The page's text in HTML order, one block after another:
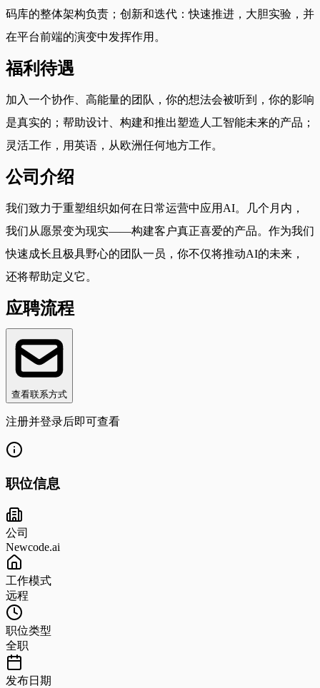
码库的整体架构负责；创新和迭代：快速推进，大胆实验，并
在平台前端的演变中发挥作用。
福利待遇
加入一个协作、高能量的团队，你的想法会被听到，你的影响
是真实的；帮助设计、构建和推出塑造人工智能未来的产品；
灵活工作，用英语，从欧洲任何地方工作。
公司介绍
我们致力于重塑组织如何在日常运营中应用AI。几个月内，
我们从愿景变为现实——构建客户真正喜爱的产品。作为我们
快速成长且极具野心的团队一员，你不仅将推动AI的未来，
还将帮助定义它。
应聘流程
查看联系方式
注册并登录后即可查看
职位信息
公司
Newcode.ai
工作模式
远程
职位类型
全职
发布日期